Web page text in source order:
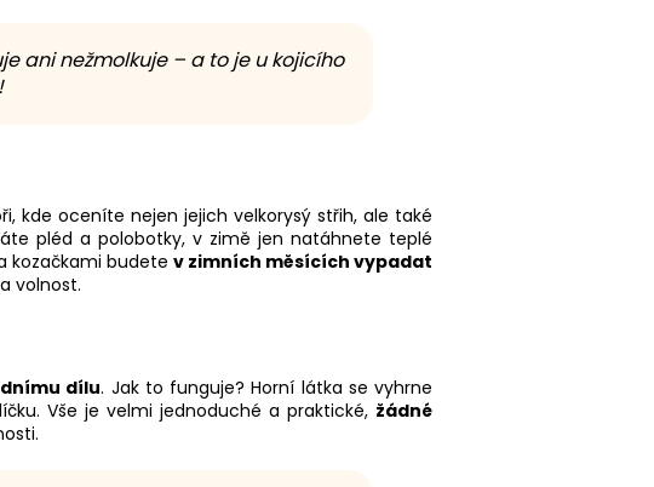
ani nežmolkuje – a to je u kojicího
kde oceníte nejen jejich velkorysý střih, ale také
pléd a polobotky, v zimě jen natáhnete teplé
kozačkami budete v zimních měsících vypadat
volnost.
dílu. Jak to funguje? Horní látka se vyhrne
Vše je velmi jednoduché a praktické, žádné